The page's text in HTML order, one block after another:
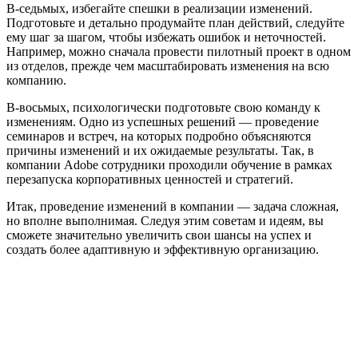
В-седьмых, избегайте спешки в реализации изменений.
Подготовьте и детально продумайте план действий, следуйте
ему шаг за шагом, чтобы избежать ошибок и неточностей.
Например, можно сначала провести пилотный проект в одном
из отделов, прежде чем масштабировать изменения на всю
компанию.
В-восьмых, психологически подготовьте свою команду к
изменениям. Одно из успешных решений — проведение
семинаров и встреч, на которых подробно объясняются
причины изменений и их ожидаемые результаты. Так, в
компании Adobe сотрудники проходили обучение в рамках
перезапуска корпоративных ценностей и стратегий.
Итак, проведение изменений в компании — задача сложная,
но вполне выполнимая. Следуя этим советам и идеям, вы
сможете значительно увеличить свои шансы на успех и
создать более адаптивную и эффективную организацию.